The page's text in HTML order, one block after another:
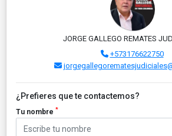
JORGE GALLEGO REMATES
+573176622750
¿Prefieres que te contactemos?
Tu nombre *